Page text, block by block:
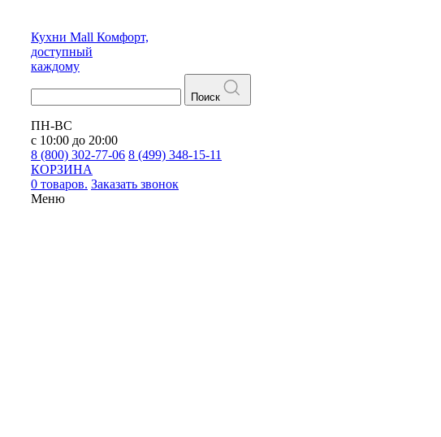
Кухни Mall Комфорт,
доступный
каждому
Поиск
ПН-ВС
с 10:00 до 20:00
8 (800) 302-77-06 8 (499) 348-15-11
КОРЗИНА
0 товаров. Заказать звонок
Меню